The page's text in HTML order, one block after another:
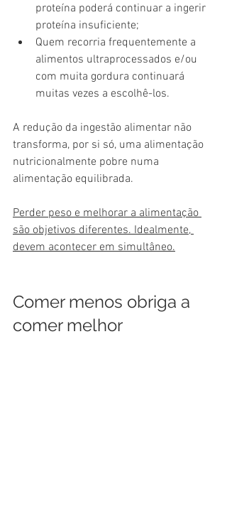
proteína poderá continuar a ingerir
proteína insuficiente;
Quem recorria frequentemente a
alimentos ultraprocessados e/ou
com muita gordura continuará
muitas vezes a escolhê-los.
A redução da ingestão alimentar não
transforma, por si só, uma alimentação
nutricionalmente pobre numa
alimentação equilibrada.
Perder peso e melhorar a alimentação
são objetivos diferentes. Idealmente,
devem acontecer em simultâneo.
Comer menos obriga a
comer melhor